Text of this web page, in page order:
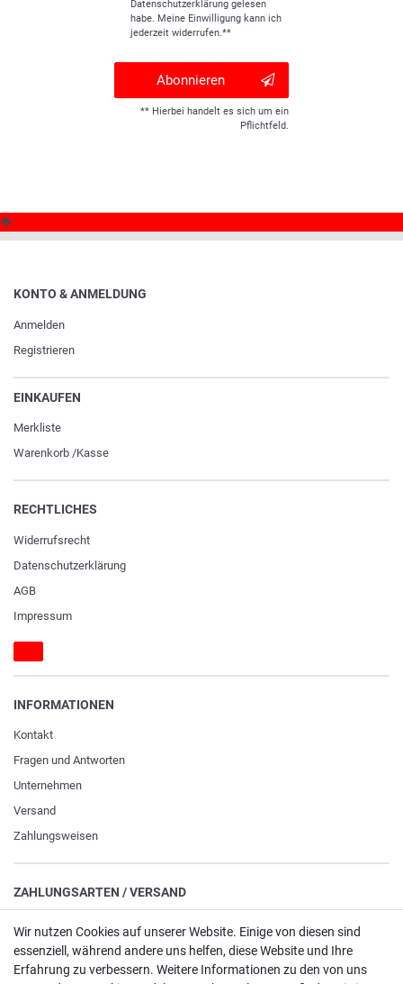
Daten­schutz­erklärunggelesen
habe. Meine Einwilligung kann ich
jederzeit widerrufen.**
Abonnieren
** Hierbei handelt es sich um ein
Pflichtfeld.
KONTO & ANMELDUNG
Anmelden
Registrieren
EINKAUFEN
Merkliste
Warenkorb /Kasse
RECHTLICHES
Widerrufs­recht
Daten­schutz­erklärung
AGB
Impressum
INFORMATIONEN
Kontakt
Fragen und Antworten
Unternehmen
Versand
Zahlungsweisen
ZAHLUNGSARTEN / VERSAND
Paypal
VISA / Mastercard
Wir nutzen Cookies auf unserer Website. Einige von diesen sind
essenziell, während andere uns helfen, diese Website und Ihre
Erfahrung zu verbessern. Weitere Informationen zu den von uns